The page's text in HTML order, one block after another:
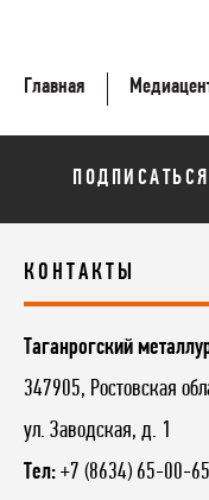
Главная
КОНТАКТЫ
Таганрогский
347905, Ростовская
ул. Заводская, д. 1
Тел: +7 (8634) 65-00-65